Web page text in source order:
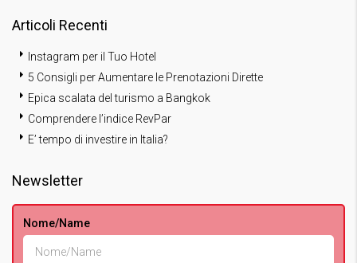
Articoli Recenti
Instagram per il Tuo Hotel
5 Consigli per Aumentare le Prenotazioni Dirette
Epica scalata del turismo a Bangkok
Comprendere l’indice RevPar
E’ tempo di investire in Italia?
Newsletter
Nome/Name